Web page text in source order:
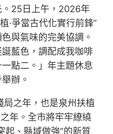
25日上午，2026年
·爭當古代化實行前鋒”
與氣味的完美協調。
藍色，調配成我咖啡
點二。」年主題休息
辦。
局之年，也是泉州扶植
年。全市將牢牢繚繞
起、縣域做強”的新質